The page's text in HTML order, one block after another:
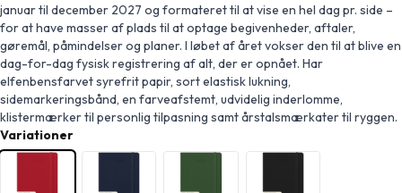
januar til december 2027 og formateret til at vise en hel dag pr. side –
for at have masser af plads til at optage begivenheder, aftaler,
gøremål, påmindelser og planer. I løbet af året vokser den til at blive en
dag-for-dag fysisk registrering af alt, der er opnået. Har
elfenbensfarvet syrefrit papir, sort elastisk lukning,
sidemarkeringsbånd, en farveafstemt, udvidelig inderlomme,
klistermærker til personlig tilpasning samt årstalsmærkater til ryggen.
Variationer